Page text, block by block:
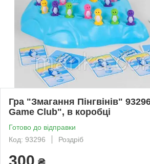
Гра "Змагання Пінгвінів"
Game Club", в коробці
Готово до відправки
Код: 93296
Роздріб
300